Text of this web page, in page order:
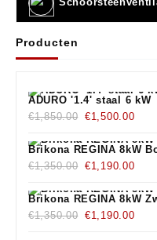
Producten
ADURO '1.4' staal 6 kW
€1,850.00 Oorspronkelijke
was:
€1,850.00.
€1,500.00
is:
Brikona REGINA 8kW
€1,350.00 Oorspronkelijke
was:
€1,350.00.
€1,190.00
is:
Brikona REGINA 8kW
€1,350.00 Oorspronkelijke
€1,190.00